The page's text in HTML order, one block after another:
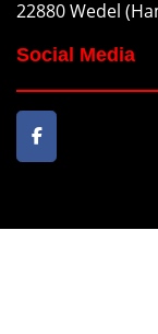
22880 Wedel
Social Media